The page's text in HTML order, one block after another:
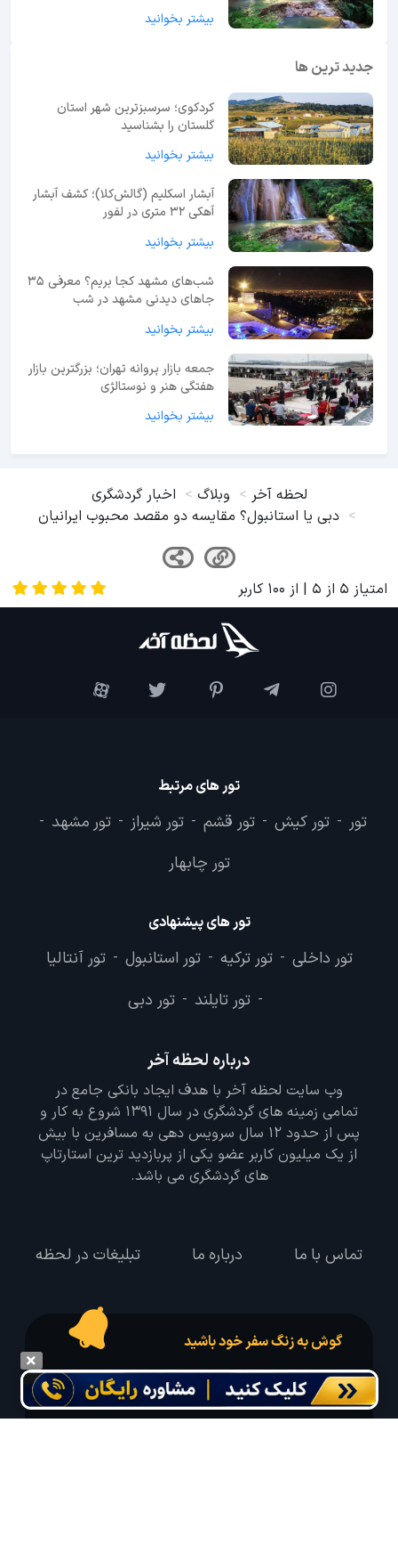
بیشتر بخوانید
جدید ترین ها
کردکوی؛ سرسبزترین شهر استان
گلستان را بشناسید
بیشتر بخوانید
آبشار اسکلیم (گالش‌کلا)؛ کشف آبشار
آهکی ۳۲ متری در لفور
بیشتر بخوانید
شب‌های مشهد کجا بریم؟ معرفی 35
جاهای دیدنی مشهد در شب
بیشتر بخوانید
جمعه بازار پروانه تهران؛ بزرگترین بازار
هفتگی هنر و نوستالژی
بیشتر بخوانید
لحظه آخر وبلاگ
اخبار گردشگری
دبی یا استانبول؟ مقایسه دو مقصد محبوب ایرانیان
امتیاز 5 از 5 | از 100 کاربر
تور های مرتبط
تور - تور کیش - تور قشم - تور شیراز - تور مشهد -
تور چابهار
تور های پیشنهادی
تور داخلی - تور ترکیه - تور استانبول - تور آنتالیا
- تور تایلند - تور دبی
درباره لحظه آخر
وب سایت لحظه آخر با هدف ایجاد بانکی جامع در
تمامی زمینه های گردشگری در سال 1391 شروع به کار و
پس از حدود 12 سال سرویس دهی به مسافرین با بیش
از یک میلیون کاربر عضو یکی از پربازدید ترین استارتاپ
های گردشگری می باشد.
تماس با ما درباره ما تبلیغات در لحظه
گوش به زنگ سفر خود باشید
درخواست سفر خود را در مدت زمان دلخواه ثبت و پیامک بهترین آفر مربوط به تور
درخواستی خود را دریافت نمایید